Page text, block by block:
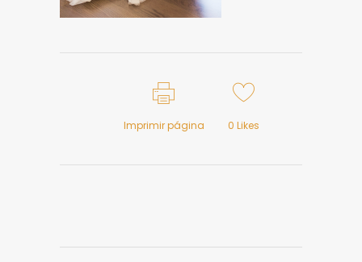
Imprimir página 0 Likes